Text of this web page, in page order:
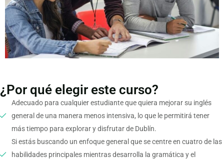
¿Por qué elegir este curso?
Adecuado para cualquier estudiante que quiera mejorar su inglés
general de una manera menos intensiva, lo que le permitirá tener
más tiempo para explorar y disfrutar de Dublín.
Si estás buscando un enfoque general que se centre en cuatro de las
habilidades principales mientras desarrolla la gramática y el